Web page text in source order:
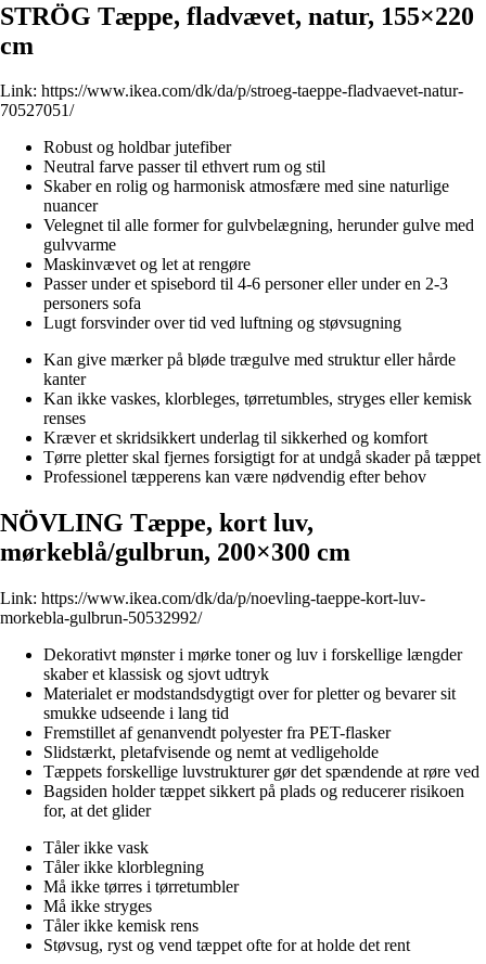
STRÖG Tæppe, fladvævet, natur, 155×220
cm
Link: https://www.ikea.com/dk/da/p/stroeg-taeppe-fladvaevet-natur-
70527051/
Robust og holdbar jutefiber
Neutral farve passer til ethvert rum og stil
Skaber en rolig og harmonisk atmosfære med sine naturlige
nuancer
Velegnet til alle former for gulvbelægning, herunder gulve med
gulvvarme
Maskinvævet og let at rengøre
Passer under et spisebord til 4-6 personer eller under en 2-3
personers sofa
Lugt forsvinder over tid ved luftning og støvsugning
Kan give mærker på bløde trægulve med struktur eller hårde
kanter
Kan ikke vaskes, klorbleges, tørretumbles, stryges eller kemisk
renses
Kræver et skridsikkert underlag til sikkerhed og komfort
Tørre pletter skal fjernes forsigtigt for at undgå skader på tæppet
Professionel tæpperens kan være nødvendig efter behov
NÖVLING Tæppe, kort luv,
mørkeblå/gulbrun, 200×300 cm
Link: https://www.ikea.com/dk/da/p/noevling-taeppe-kort-luv-
morkebla-gulbrun-50532992/
Dekorativt mønster i mørke toner og luv i forskellige længder
skaber et klassisk og sjovt udtryk
Materialet er modstandsdygtigt over for pletter og bevarer sit
smukke udseende i lang tid
Fremstillet af genanvendt polyester fra PET-flasker
Slidstærkt, pletafvisende og nemt at vedligeholde
Tæppets forskellige luvstrukturer gør det spændende at røre ved
Bagsiden holder tæppet sikkert på plads og reducerer risikoen
for, at det glider
Tåler ikke vask
Tåler ikke klorblegning
Må ikke tørres i tørretumbler
Må ikke stryges
Tåler ikke kemisk rens
Støvsug, ryst og vend tæppet ofte for at holde det rent